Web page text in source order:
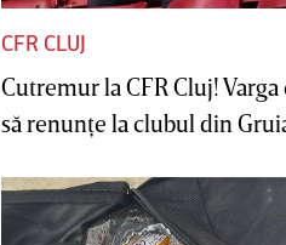
CFR CLUJ
Cutremur la CFR Cluj! Varga
să renunţe la clubul din